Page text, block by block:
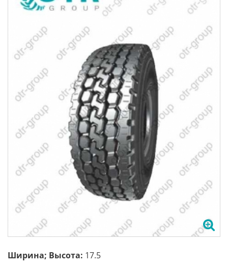
Ширина; Высота: 17.5